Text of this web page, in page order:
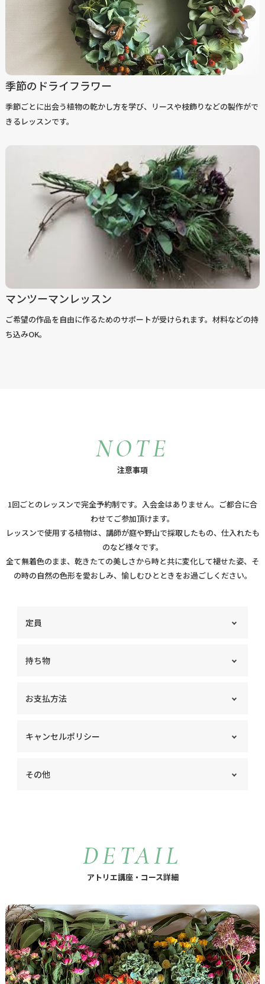
季節のドライフラワー
季節ごとに出会う植物の乾かし方を学び、リースや枝飾りなどの製作がで
きるレッスンです。
マンツーマンレッスン
ご希望の作品を自由に作るためのサポートが受けられます。材料などの持
ち込みOK。
NOTE
注意事項
1回ごとのレッスンで完全予約制です。入会金はありません。ご都合に合
わせてご参加頂けます。
レッスンで使用する植物は、講師が庭や野山で採取したもの、仕入れたも
のなど様々です。
全て無着色のまま、乾きたての美しさから時と共に変化して褪せた姿、そ
の時の自然の色形を愛おしみ、愉しむひとときをお過ごしください。
定員
※新型コロナウイルス感染症対策等により、人数を制限
せ。
持ち物
ガンがあればお持ちください。）
お支払方法
済をお選び頂けます。
キャンセルポリシー
了承くださいませ。
その他
DETAIL
アトリエ講座・コース詳細